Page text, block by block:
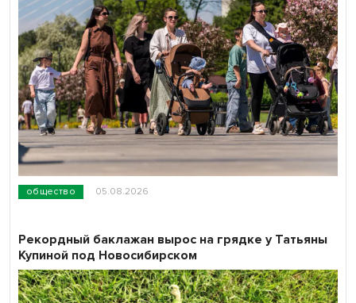
общество 05.08.2026
Рекордный баклажан вырос на грядке у Татьяны
Купиной под Новосибирском